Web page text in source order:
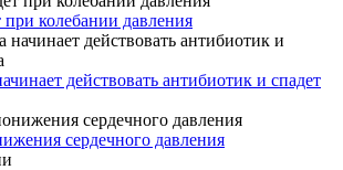
при колебании давления
действовать антибиотик и спадет
сердечного давления